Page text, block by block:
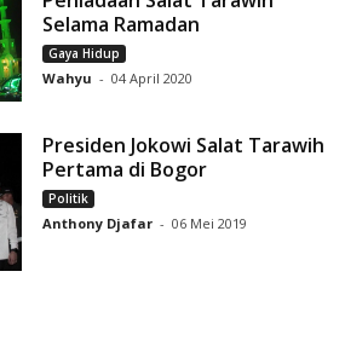
Selama Ramadan
Gaya Hidup
Wahyu - 04 April 2020
Presiden Jokowi Salat Tarawih
Pertama di Bogor
Politik
Anthony Djafar - 06 Mei 2019